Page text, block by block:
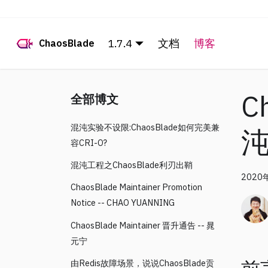
ChaosBlade 1.7.4 文档 博客
全部博文
混沌实验不设限:ChaosBlade如何完美兼
容CRI-O?
混沌工程之ChaosBlade利刃出鞘
ChaosBlade Maintainer Promotion
Notice -- CHAO YUANNING
ChaosBlade Maintainer 晋升通告 -- 晁
元宁
由Redis故障场景，说说ChaosBlade贡
2020